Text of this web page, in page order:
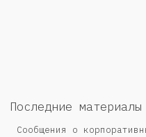
Последние материалы
Сообщения о